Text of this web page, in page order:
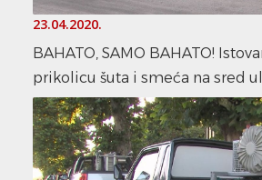
23.04.2020.
BAHATO, SAMO BAHATO!
prikolicu šuta i smeća na sred